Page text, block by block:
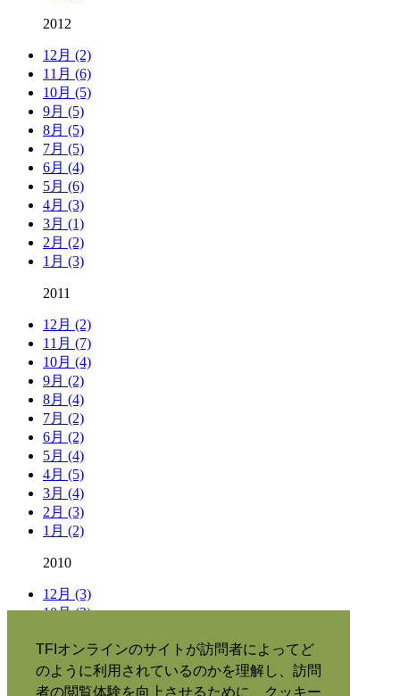
TFIオンラインのサイトが訪問者によってど
のように利用されているのかを理解し、訪問
者の閲覧体験を向上させるために、クッキー
2012
12月 (2)
11月 (6)
10月 (5)
9月 (5)
8月 (5)
7月 (5)
6月 (4)
5月 (6)
4月 (3)
3月 (1)
2月 (2)
1月 (3)
2011
12月 (2)
11月 (7)
10月 (4)
9月 (2)
8月 (4)
7月 (2)
6月 (2)
5月 (4)
4月 (5)
3月 (4)
2月 (3)
1月 (2)
2010
12月 (3)
10月 (3)
タグ別の記事